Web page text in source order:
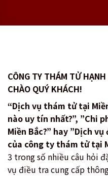
CÔNG TY THÁM TỬ
CHÀO QUÝ KHÁCH!
“Dịch vụ thám tử tại
nào uy tín nhất?”, ”Chi
Miền Bắc?” hay ”Dịch
của công ty thám tử tại
3 trong số nhiều câu hỏi
vụ điều tra cung cấp